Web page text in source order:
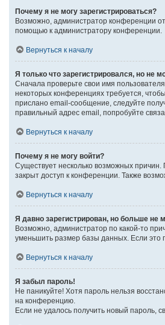
Почему я не могу зарегистрироваться?
Возможно, администратор конференции
помощью к администратору конференции.
Вернуться к началу
Я только что зарегистрировался, но не
Сначала проверьте свои имя
некоторых конференциях требуется,
прислано email-сообщение, следуйте
правильный адрес email, попробуйте
Вернуться к началу
Почему я не могу войти?
Существует несколько возможных
закрыт доступ к конференции. Также
Вернуться к началу
Я давно зарегистрирован, но больше не
Возможно, администратор по какой-то
уменьшить размер базы данных. Если это
Вернуться к началу
Я забыл пароль!
Не паникуйте! Хотя пароль нельзя
на конференцию.
Если не удалось получить новый пароль,